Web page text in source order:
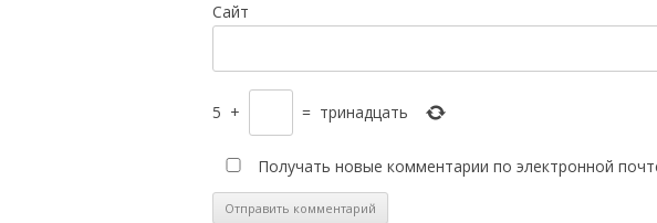
Сайт
5 + = тринадцать
Получать новые комментарии по электронной